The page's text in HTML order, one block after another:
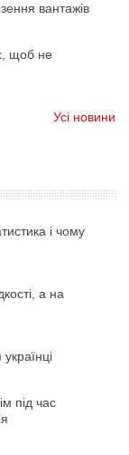
вантажів
щоб не
Усі новини
і чому
а на
під час